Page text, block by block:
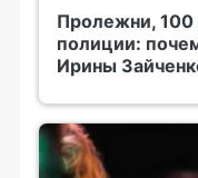
Пролежни,
полиции:
Ирины